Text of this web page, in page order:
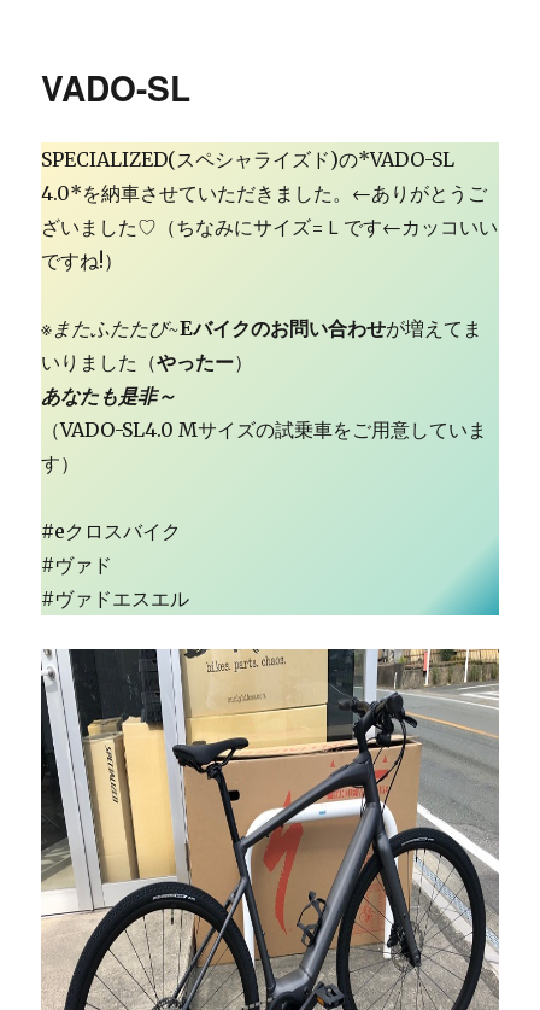
VADO-SL
SPECIALIZED(スペシャライズド)の*VADO-SL
4.0*を納車させていただきました。←ありがとうご
ざいました♡（ちなみにサイズ=Ｌです←カッコいい
ですね!）
※またふたたび~Eバイクのお問い合わせが増えてま
いりました（やったー）
あなたも是非～
（VADO-SL4.0 Mサイズの試乗車をご用意していま
す）
#eクロスバイク
#ヴァド
#ヴァドエスエル